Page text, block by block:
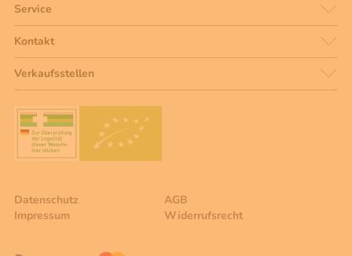
Service
Kontakt
Verkaufsstellen
Datenschutz
AGB
Impressum
Widerrufsrecht